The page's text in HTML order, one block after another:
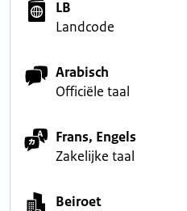
LB
Landcode
Arabisch
Officiële taal
Frans, Engels
Zakelijke taal
Beiroet